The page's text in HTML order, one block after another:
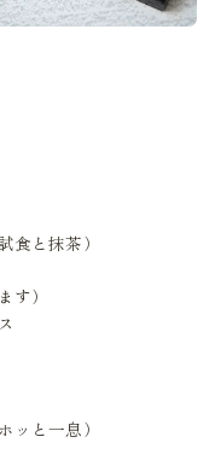
食と抹茶）
す）
ッと一息）